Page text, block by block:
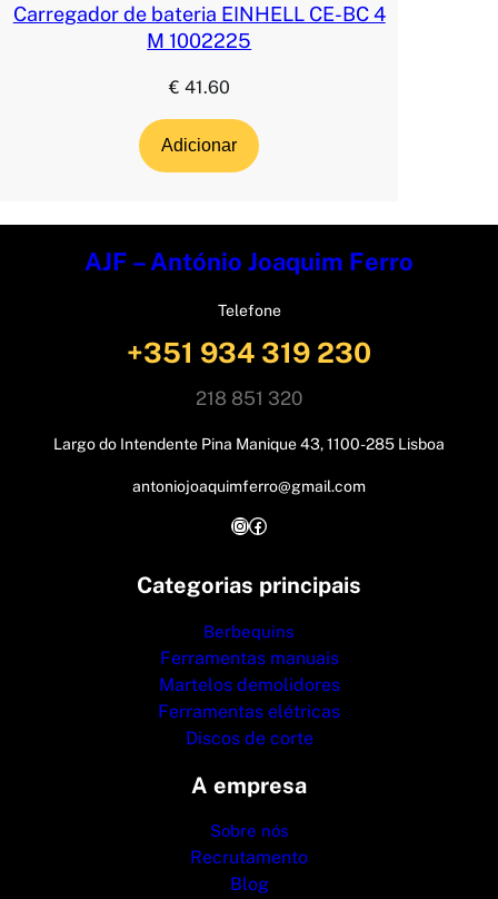
Carregador de bateria EINHELL CE-BC 4
M 1002225
€ 41.60
Adicionar
AJF – António Joaquim Ferro
Telefone
+351 934 319 230
218 851 320
Largo do Intendente Pina Manique 43, 1100-285 Lisboa
antoniojoaquimferro@gmail.com
InstagramFacebook
Categorias principais
Berbequins
Ferramentas manuais
Martelos demolidores
Ferramentas elétricas
Discos de corte
A empresa
Sobre nós
Recrutamento
Blog